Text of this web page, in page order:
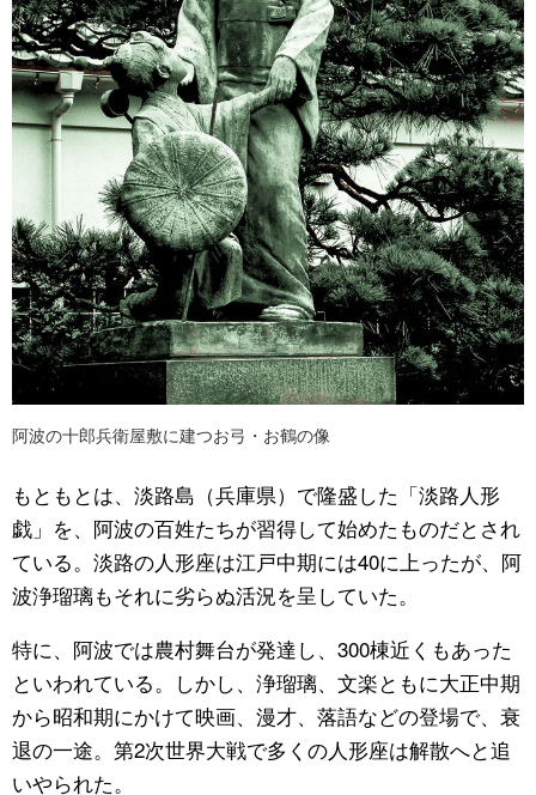
阿波の十郎兵衛屋敷に建つお弓・お鶴の像
もともとは、淡路島（兵庫県）で隆盛した「淡路人形
戯」を、阿波の百姓たちが習得して始めたものだとされ
ている。淡路の人形座は江戸中期には40に上ったが、阿
波浄瑠璃もそれに劣らぬ活況を呈していた。
特に、阿波では農村舞台が発達し、300棟近くもあった
といわれている。しかし、浄瑠璃、文楽ともに大正中期
から昭和期にかけて映画、漫才、落語などの登場で、衰
退の一途。第2次世界大戦で多くの人形座は解散へと追
いやられた。